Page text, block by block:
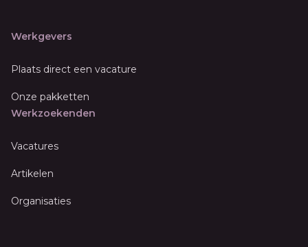
Werkgevers
Plaats direct een vacature
Onze pakketten
Werkzoekenden
Vacatures
Artikelen
Organisaties